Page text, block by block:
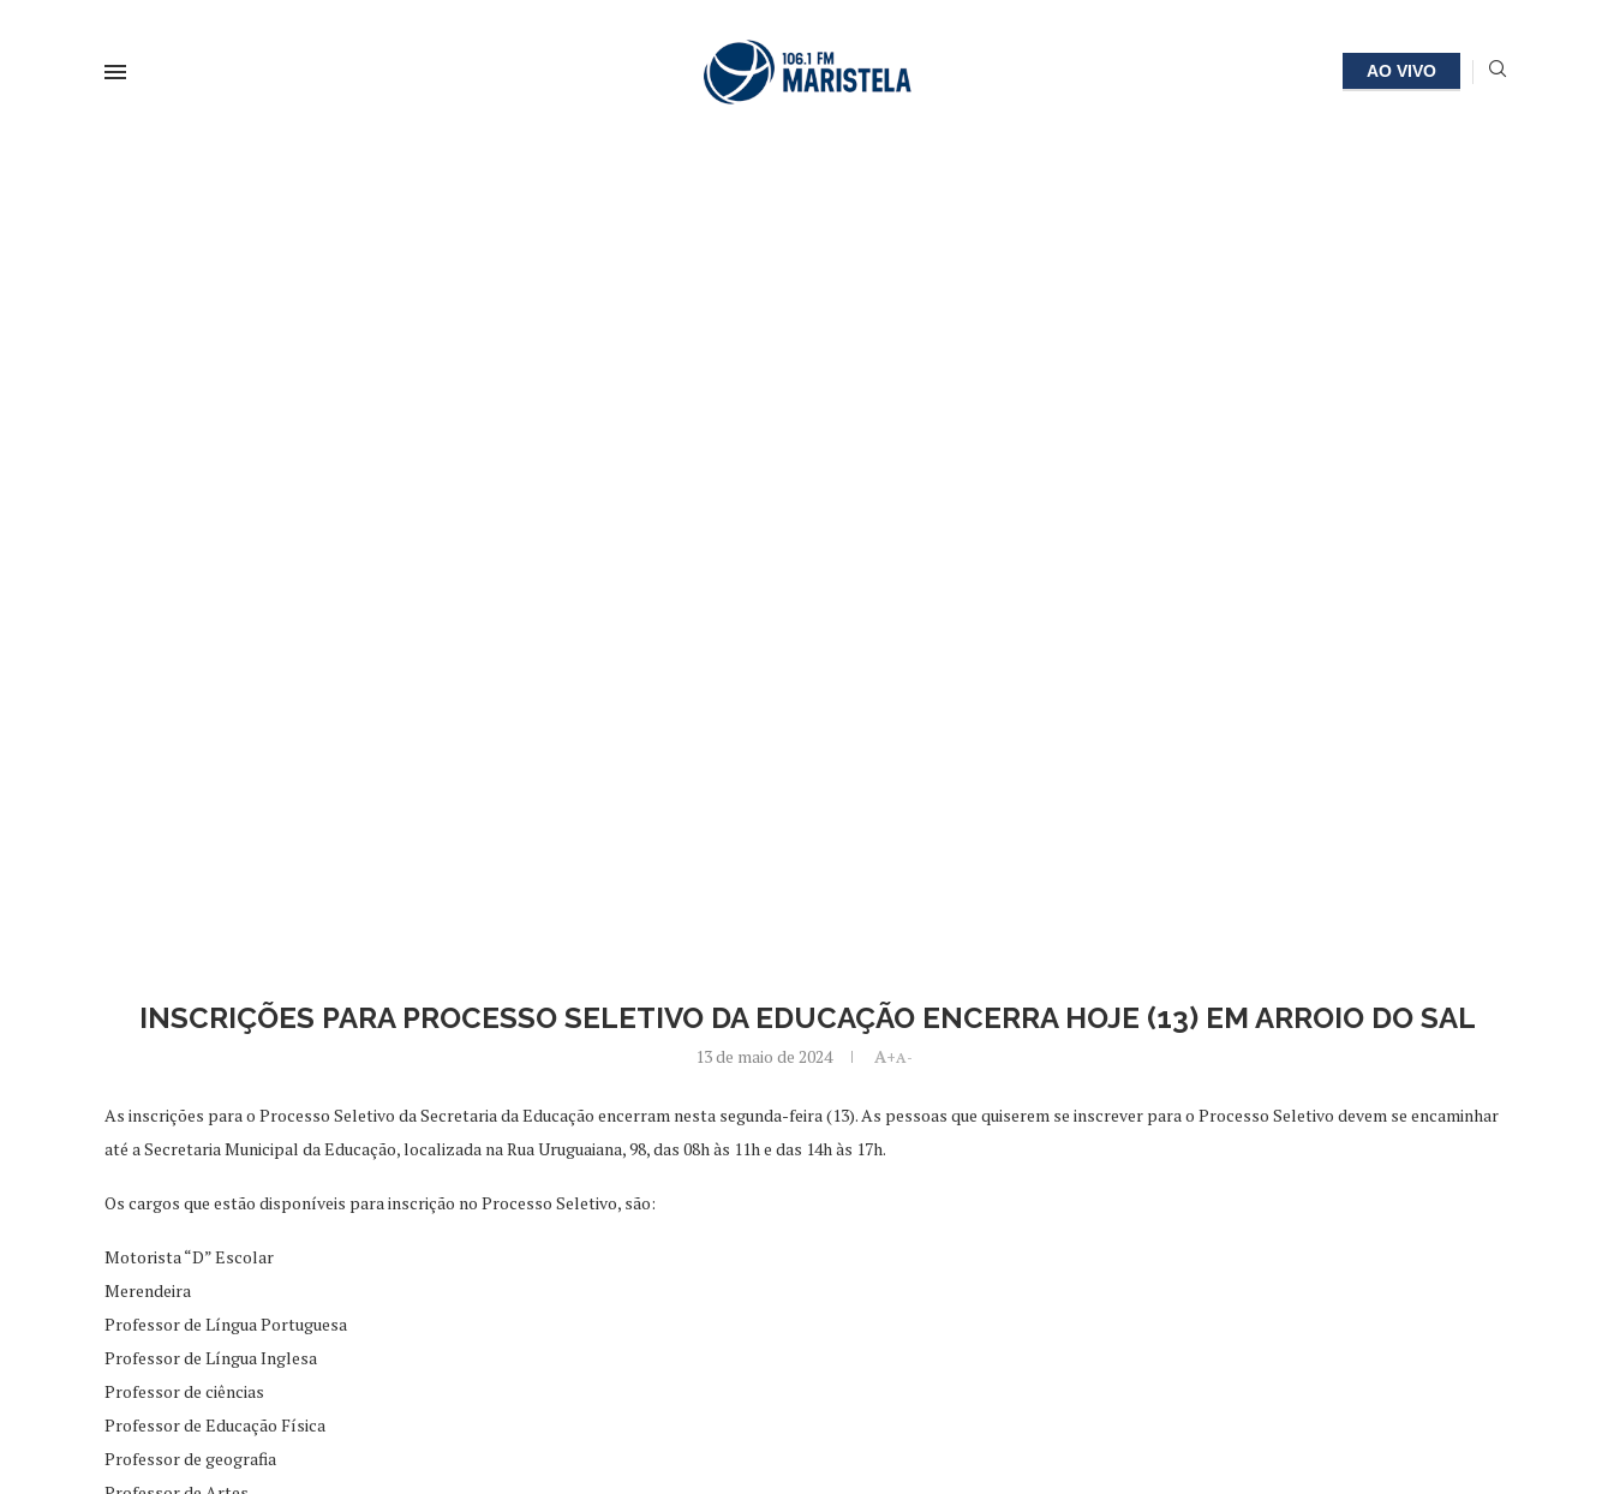
AO VIVO
INSCRIÇÕES PARA PROCESSO SELETIVO DA EDUCAÇÃO ENCERRA HOJE (13) EM ARROIO DO SAL
13 de maio de 2024 A+A-
As inscrições para o Processo Seletivo da Secretaria da Educação encerram nesta segunda-feira (13). As pessoas que quiserem se inscrever para o Processo Seletivo devem se encaminhar
até a Secretaria Municipal da Educação, localizada na Rua Uruguaiana, 98, das 08h às 11h e das 14h às 17h.
Os cargos que estão disponíveis para inscrição no Processo Seletivo, são:
Motorista “D” Escolar
Merendeira
Professor de Língua Portuguesa
Professor de Língua Inglesa
Professor de ciências
Professor de Educação Física
Professor de geografia